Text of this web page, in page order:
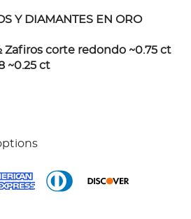
Y DIAMANTES EN ORO
Zafiros corte redondo ~0.75 ct
~0.25 ct